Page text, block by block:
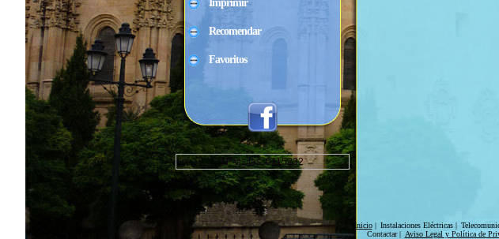
Imprimir
Recomendar
Favoritos
Nº visitas: 0115232
Inicio| Instalaciones Eléctricas|
Contactar| Aviso Legal y Política de